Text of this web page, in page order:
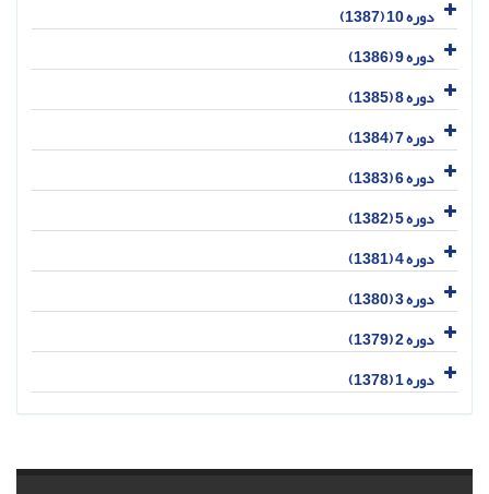
دوره 10 (1387)
دوره 9 (1386)
دوره 8 (1385)
دوره 7 (1384)
دوره 6 (1383)
دوره 5 (1382)
دوره 4 (1381)
دوره 3 (1380)
دوره 2 (1379)
دوره 1 (1378)